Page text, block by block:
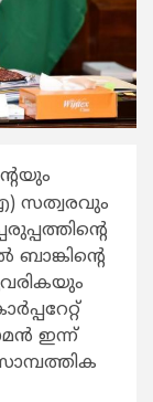
സത്വരവും
ഇന്ന്